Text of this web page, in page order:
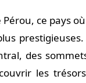
ce pays
des
les